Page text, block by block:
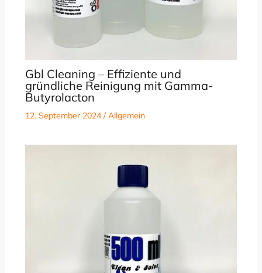
Gbl Cleaning – Effiziente und
gründliche Reinigung mit Gamma-
Butyrolacton
12. September 2024 /Allgemein